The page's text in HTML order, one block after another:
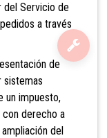
del Servicio de
a través
de
sistemas
un impuesto,
derecho a
del